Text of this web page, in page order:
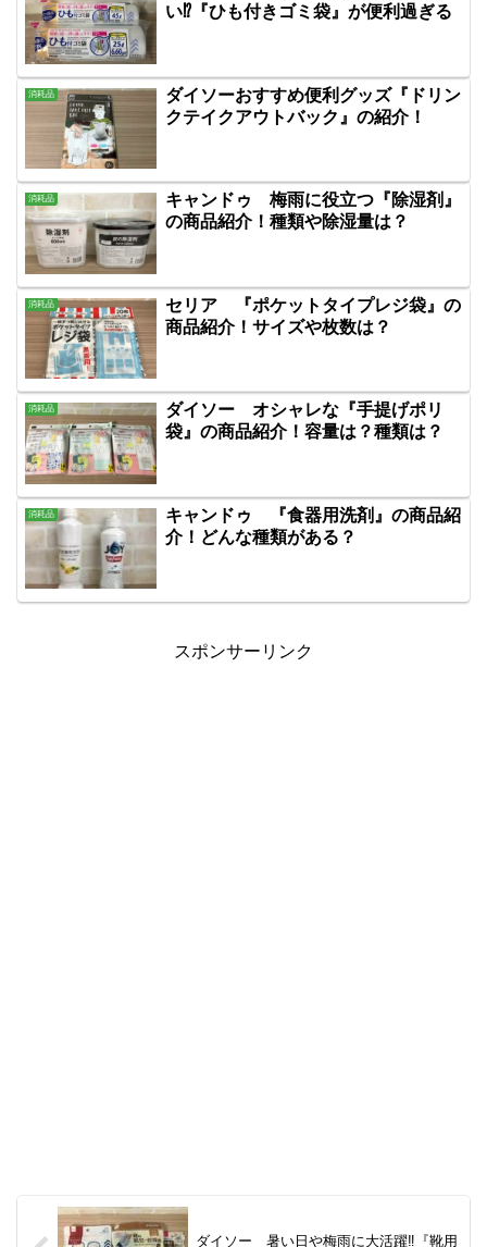
い⁉『ひも付きゴミ袋』が便利過ぎる
消耗品
ダイソーおすすめ便利グッズ『ドリン
クテイクアウトバック』の紹介！
消耗品
キャンドゥ 梅雨に役立つ『除湿剤』
の商品紹介！種類や除湿量は？
消耗品
セリア 『ポケットタイプレジ袋』の
商品紹介！サイズや枚数は？
消耗品
ダイソー オシャレな『手提げポリ
袋』の商品紹介！容量は？種類は？
消耗品
キャンドゥ 『食器用洗剤』の商品紹
介！どんな種類がある？
スポンサーリンク
ダイソー 暑い日や梅雨に大活躍‼『靴用